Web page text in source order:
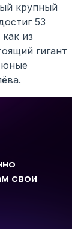
крупный
53
из
гигант
юные